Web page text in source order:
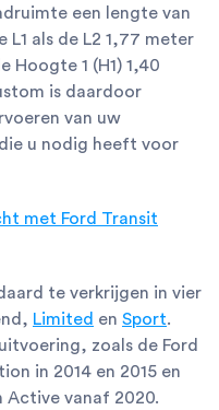
een lengte van
L1 als de L2 1,77 meter
Hoogte 1 (H1) 1,40
is daardoor
van uw
u nodig heeft voor
met Ford Transit
te verkrijgen in vier
Limited en Sport.
zoals de Ford
in 2014 en 2015 en
Active vanaf 2020.